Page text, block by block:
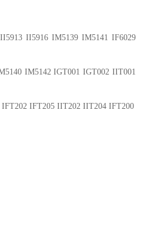
II5916 IM5139 IM5141 IF6029
IM5142 IGT001 IGT002 IIT001
IFT205 IIT202 IIT204 IFT200